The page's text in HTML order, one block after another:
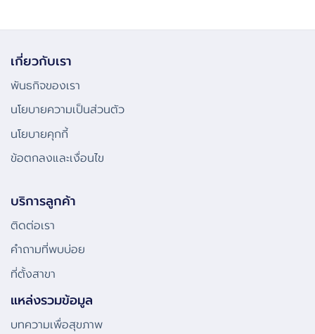
เกี่ยวกับเรา
พันธกิจของเรา
นโยบายความเป็นส่วนตัว
นโยบายคุกกี้
ข้อตกลงและเงื่อนไข
บริการลูกค้า
ติดต่อเรา
คําถามที่พบบ่อย
ที่ตั้งสาขา
แหล่งรวมข้อมูล
บทความเพื่อสุขภาพ